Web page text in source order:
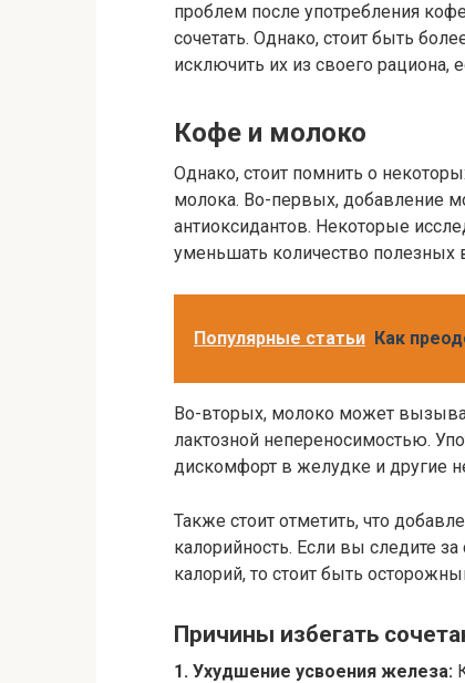
проблем после употребления
сочетать. Однако, стоит быть
исключить их из своего
Кофе и молоко
Однако, стоит помнить о
молока. Во-первых, добавление
антиоксидантов. Некоторые
уменьшать количество полезных
Популярные статьи Как
Во-вторых, молоко может
лактозной непереносимостью.
дискомфорт в желудке и другие
Также стоит отметить, что
калорийность. Если вы следите
калорий, то стоит быть
Причины избегать
1. Ухудшение усвоения железа: